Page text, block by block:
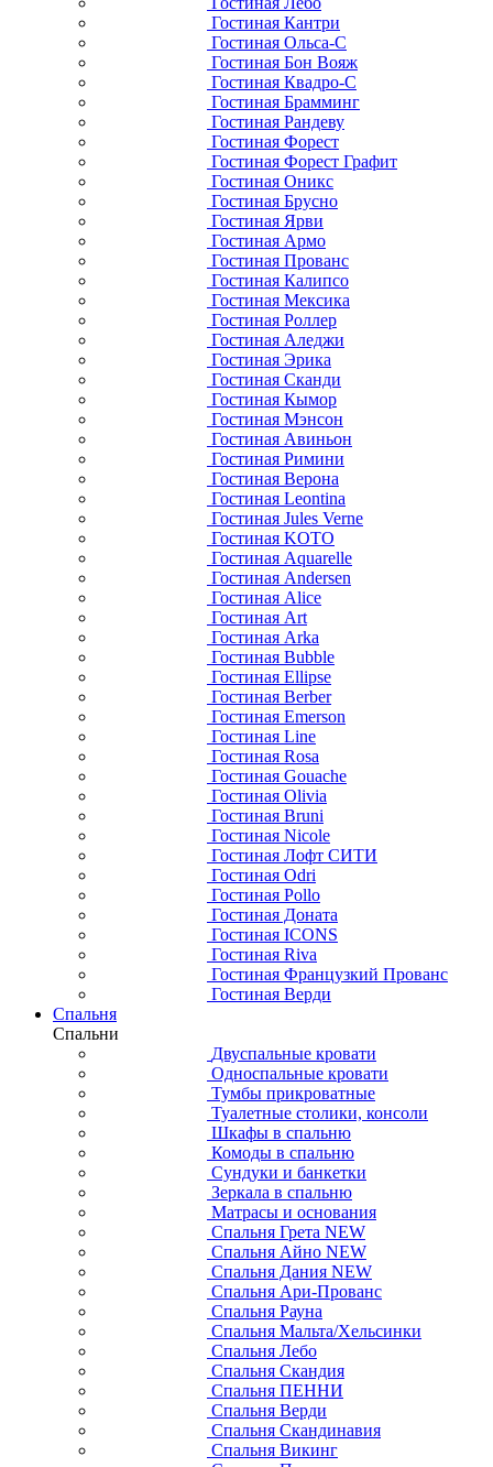
Гостиная Кантри
Гостиная Ольса-С
Гостиная Бон Вояж
Гостиная Квадро-С
Гостиная Брамминг
Гостиная Рандеву
Гостиная Форест
Гостиная Форест Графит
Гостиная Оникс
Гостиная Брусно
Гостиная Ярви
Гостиная Армо
Гостиная Прованс
Гостиная Калипсо
Гостиная Мексика
Гостиная Роллер
Гостиная Аледжи
Гостиная Эрика
Гостиная Сканди
Гостиная Кымор
Гостиная Мэнсон
Гостиная Авиньон
Гостиная Римини
Гостиная Верона
Гостиная Leontina
Гостиная Jules Verne
Гостиная KOTO
Гостиная Aquarelle
Гостиная Andersen
Гостиная Alice
Гостиная Art
Гостиная Arka
Гостиная Bubble
Гостиная Ellipse
Гостиная Berber
Гостиная Emerson
Гостиная Line
Гостиная Rosa
Гостиная Gouache
Гостиная Olivia
Гостиная Bruni
Гостиная Nicole
Гостиная Лофт СИТИ
Гостиная Odri
Гостиная Pollo
Гостиная Доната
Гостиная ICONS
Гостиная Riva
Гостиная Французкий Прованс
Гостиная Верди
Спальня
Спальни
Двуспальные кровати
Односпальные кровати
Тумбы прикроватные
Туалетные столики, консоли
Шкафы в спальню
Комоды в спальню
Сундуки и банкетки
Зеркала в спальню
Матрасы и основания
Спальня Грета NEW
Спальня Айно NEW
Спальня Дания NEW
Спальня Ари-Прованс
Спальня Рауна
Спальня Мальта/Хельсинки
Спальня Лебо
Спальня Скандия
Спальня ПЕННИ
Спальня Верди
Спальня Скандинавия
Спальня Викинг